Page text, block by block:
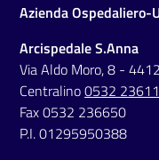
S
e
r
v
i
z
Azienda
Arcispedale S.Anna
Via Aldo Moro, 8 -
Centralino0532
Fax 0532 236650
P.I. 01295950388